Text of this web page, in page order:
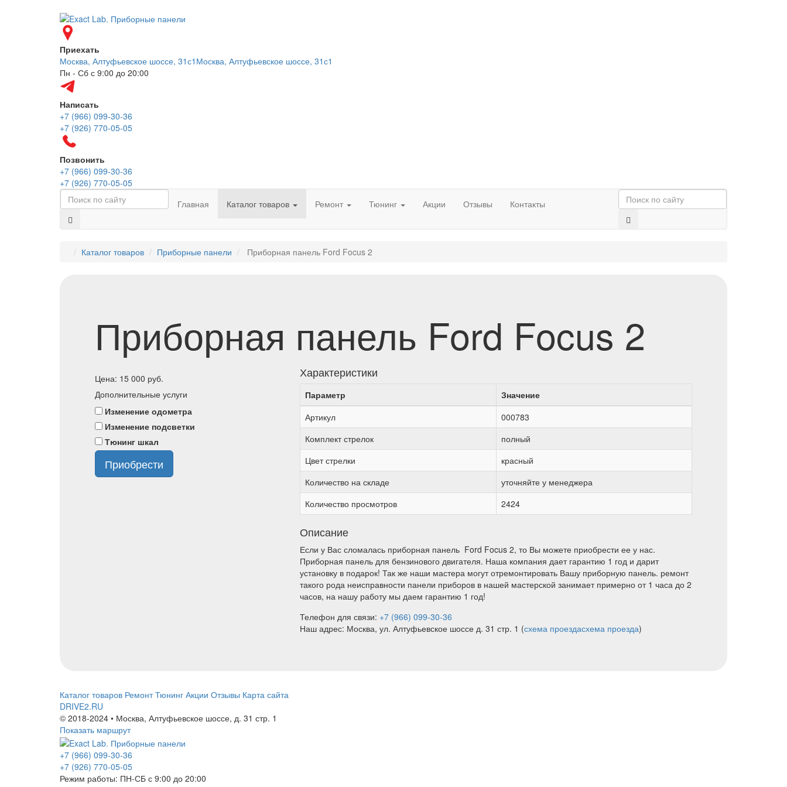
Приехать
Москва, Алтуфьевское шоссе, 31с1 Москва, Алтуфьевское шоссе, 31с1
Пн - Сб с 9:00 до 20:00
Написать
+7 (966) 099-30-36
+7 (926) 770-05-05
Позвонить
+7 (966) 099-30-36
+7 (926) 770-05-05
Главная
Каталог товаров Ремонт Тюнинг Акции Отзывы Контакты
Каталог товаров Приборные панели Приборная панель Ford Focus 2
Приборная панель Ford Focus 2
Цена: 15 000 руб.
Дополнительные услуги
Изменение одометра
Изменение подсветки
Тюнинг шкал
Приобрести
Характеристики
Параметр
Значение
Артикул
000783
Комплект стрелок
полный
Цвет стрелки
красный
Количество на складе
уточняйте у менеджера
Количество просмотров
2424
Описание
Если у Вас сломалась приборная панель Ford Focus 2, то Вы можете приобрести ее у нас.
Приборная панель для бензинового двигателя. Наша компания дает гарантию 1 год и дарит
установку в подарок! Так же наши мастера могут отремонтировать Вашу приборную панель. ремонт
такого рода неисправности панели приборов в нашей мастерской занимает примерно от 1 часа до 2
часов, на нашу работу мы даем гарантию 1 год!
Телефон для связи: +7 (966) 099-30-36
Наш адрес: Москва, ул. Алтуфьевское шоссе д. 31 стр. 1 (схема проездасхема проезда)
Каталог товаров Ремонт Тюнинг Акции Отзывы Карта сайта
DRIVE2.RU
© 2018-2024 • Москва, Алтуфьевское шоссе, д. 31 стр. 1
Показать маршрут
+7 (966) 099-30-36
+7 (926) 770-05-05
Режим работы: ПН-СБ с 9:00 до 20:00